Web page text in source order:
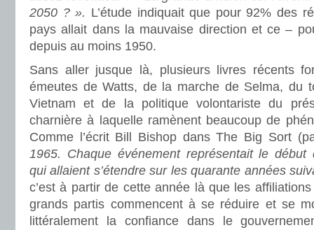
2050 ? ». L’étude indiquait que pour 92% des
pays allait dans la mauvaise direction et ce –
depuis au moins 1950.
Sans aller jusque là, plusieurs livres récents
émeutes de Watts, de la marche de Selma, du
Vietnam et de la politique volontariste du
charnière à laquelle ramènent beaucoup de
Comme l’écrit Bill Bishop dans The Big Sort
1965. Chaque événement représentait le début
qui allaient s’étendre sur les quarante années
c’est à partir de cette année là que les
grands partis commencent à se réduire et se
littéralement la confiance dans le